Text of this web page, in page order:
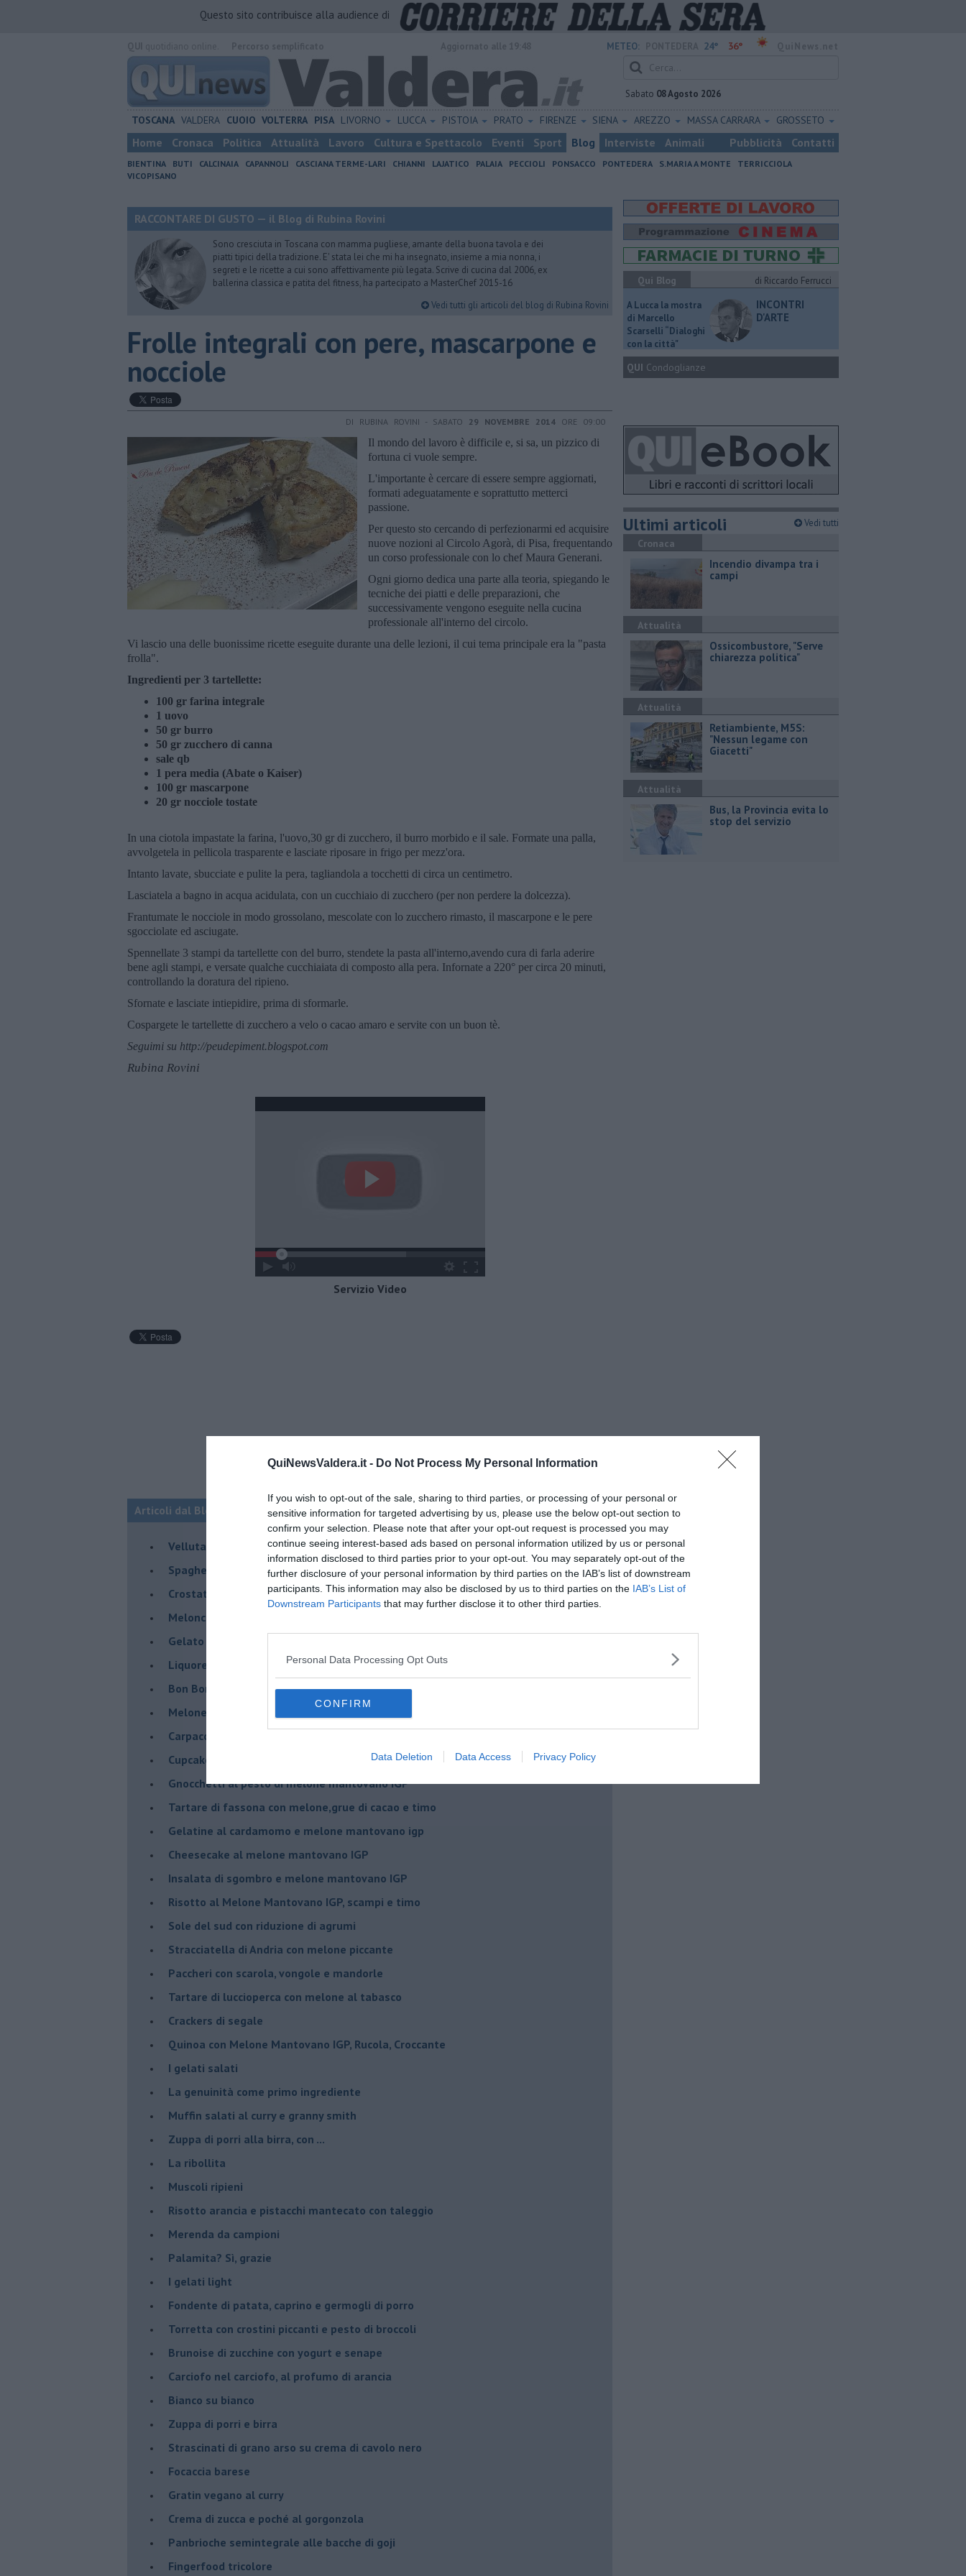
QuiNewsValdera.it - Do Not Process My Personal Information
If you wish to opt-out of the sale, sharing to third parties, or processing of your personal or
sensitive information for targeted advertising by us, please use the below opt-out section to
confirm your selection. Please note that after your opt-out request is processed you may
continue seeing interest-based ads based on personal information utilized by us or personal
information disclosed to third parties prior to your opt-out. You may separately opt-out of the
further disclosure of your personal information by third parties on the IAB’s list of downstream
participants. This information may also be disclosed by us to third parties on the IAB’s List of
Downstream Participants that may further disclose it to other third parties.
Personal Data Processing Opt Outs
CONFIRM
Data Deletion Data Access Privacy Policy
Questo sito contribuisce alla audience di
METEO: 24° 36°
Sabato 08 Agosto 2026
TOSCANA VALDERA CUOIO VOLTERRA PISA LIVORNO LUCCA PISTOIA PRATO FIRENZE SIENA AREZZO MASSA CARRARA GROSSETO
Home Cronaca Politica Attualità Lavoro Cultura e Spettacolo Eventi Sport Blog Interviste Animali Pubblicità Contatti
BIENTINA BUTI CALCINAIA CAPANNOLI CASCIANA TERME-LARI CHIANNI LAJATICO PALAIA PECCIOLI PONSACCO PONTEDERA S.MARIA A MONTE
TERRICCIOLA
VICOPISANO
RACCONTARE DI GUSTO — il Blog di Rubina Rovini
Sono cresciuta in Toscana con mamma pugliese, amante della buona tavola e dei
piatti tipici della tradizione. E' stata lei che mi ha insegnato, insieme a mia nonna, i
segreti e le ricette a cui sono affettivamente più legata. Scrive di cucina dal 2006, ex
ballerina classica e patita del fitness, ha partecipato a MasterChef 2015-16
Vedi tutti gli articoli del blog di Rubina Rovini
Frolle integrali con pere, mascarpone e
nocciole
DI RUBINA ROVINI - SABATO 29 NOVEMBRE 2014 ORE 09:00
Il mondo del lavoro è difficile e, si sa, un pizzico di
fortuna ci vuole sempre.
L'importante è cercare di essere sempre aggiornati,
formati adeguatamente e soprattutto metterci
passione.
Per questo sto cercando di perfezionarmi ed acquisire
nuove nozioni al Circolo Agorà, di Pisa, frequentando
un corso professionale con lo chef Maura Generani.
Ogni giorno dedica una parte alla teoria, spiegando le
tecniche dei piatti e delle preparazioni, che
successivamente vengono eseguite nella cucina
professionale all'interno del circolo.
Vi lascio una delle buonissime ricette eseguite durante una delle lezioni, il cui tema principale era la "pasta
frolla".
Ingredienti per 3 tartellette:
100 gr farina integrale
1 uovo
50 gr burro
50 gr zucchero di canna
sale qb
1 pera media (Abate o Kaiser)
100 gr mascarpone
20 gr nocciole tostate
In una ciotola impastate la farina, l'uovo,30 gr di zucchero, il burro morbido e il sale. Formate una palla,
avvolgetela in pellicola trasparente e lasciate riposare in frigo per mezz'ora.
Intanto lavate, sbucciate e pulite la pera, tagliandola a tocchetti di circa un centimetro.
Lasciatela a bagno in acqua acidulata, con un cucchiaio di zucchero (per non perdere la dolcezza).
Frantumate le nocciole in modo grossolano, mescolate con lo zucchero rimasto, il mascarpone e le pere
sgocciolate ed asciugate.
Spennellate 3 stampi da tartellette con del burro, stendete la pasta all'interno,avendo cura di farla aderire
bene agli stampi, e versate qualche cucchiaiata di composto alla pera. Infornate a 220° per circa 20 minuti,
controllando la doratura del ripieno.
Sfornate e lasciate intiepidire, prima di sformarle.
Cospargete le tartellette di zucchero a velo o cacao amaro e servite con un buon tè.
Seguimi su http://peudepiment.blogspot.com
Rubina Rovini
Servizio Video
Articoli dal Blog “Raccontare di Gusto” di Rubina Rovini
Vellutata di cime di rapa al cumino e latte di cocco
Spaghetti con crema di zucca e...
Crostatina con crema al grana padano, gelatina al melone e lavanda
Meloncino, liquore al melone mantovano IGP
Gelato al melone mantovano
Liquore al melone mantovano igp e peperoncino
Bon Bon di melone mantovano igp al grana padano
Melone mantovano IGP liquido con crostacei e molluschi
Carpaccio di manzo con caprino al melone mantovano
Cupcake al melone con frosting al mascarpone
Gnocchetti al pesto di melone mantovano IGP
Tartare di fassona con melone,grue di cacao e timo
Gelatine al cardamomo e melone mantovano igp
Cheesecake al melone mantovano IGP
Insalata di sgombro e melone mantovano IGP
Risotto al Melone Mantovano IGP, scampi e timo
Sole del sud con riduzione di agrumi
Stracciatella di Andria con melone piccante
Paccheri con scarola, vongole e mandorle
Tartare di luccioperca con melone al tabasco
Crackers di segale
Quinoa con Melone Mantovano IGP, Rucola, Croccante
I gelati salati
La genuinità come primo ingrediente
Muffin salati al curry e granny smith
Zuppa di porri alla birra, con ...
La ribollita
Muscoli ripieni
Risotto arancia e pistacchi mantecato con taleggio
Merenda da campioni
Palamita? Sì, grazie
I gelati light
Fondente di patata, caprino e germogli di porro
Torretta con crostini piccanti e pesto di broccoli
Brunoise di zucchine con yogurt e senape
Carciofo nel carciofo, al profumo di arancia
Bianco su bianco
Zuppa di porri e birra
Strascinati di grano arso su crema di cavolo nero
Focaccia barese
Gratin vegano al curry
Crema di zucca e poché al gorgonzola
Panbrioche semintegrale alle bacche di goji
Fingerfood tricolore
Qui Blog
di Riccardo Ferrucci
A Lucca la mostra
di Marcello
Scarselli “Dialoghi
con la città"
INCONTRI
D'ARTE
QUI Condoglianze
Ultimi articoli Vedi tutti
Cronaca
Incendio divampa tra i
campi
Attualità
Ossicombustore, "Serve
chiarezza politica"
Attualità
Retiambiente, M5S:
"Nessun legame con
Giacetti"
Attualità
Bus, la Provincia evita lo
stop del servizio